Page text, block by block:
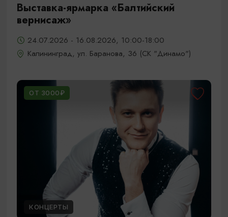
Выставка-ярмарка «Балтийский
вернисаж»
24.07.2026 - 16.08.2026, 10:00-18:00
Калининград, ул. Баранова, 36 (СК "Динамо")
ОТ 3000₽
КОНЦЕРТЫ